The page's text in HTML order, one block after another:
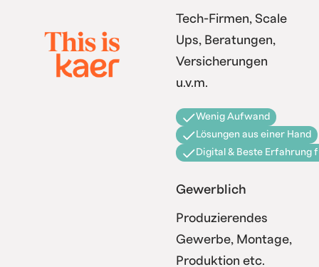
Tech-Firmen, Scale
Ups, Beratungen,
Versicherungen
u.v.m.
Wenig Aufwand
Lösungen aus einer Hand
Digital & Beste Erfahrung
Gewerblich
Produzierendes
Gewerbe, Montage,
Produktion etc.